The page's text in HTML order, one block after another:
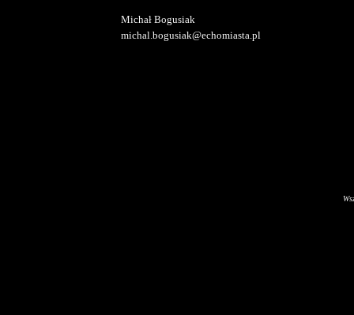
Michał Bogusiak
michal.bogusiak@echomiasta.pl